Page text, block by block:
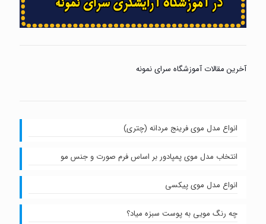
آخرین مقالات آموزشگاه سرای نمونه
انواع مدل موی فرینج مردانه (چتری)
انتخاب مدل موی پمپادور بر اساس فرم صورت و جنس مو
انواع مدل موی پیکسی
چه رنگ مویی به پوست سبزه میاد؟